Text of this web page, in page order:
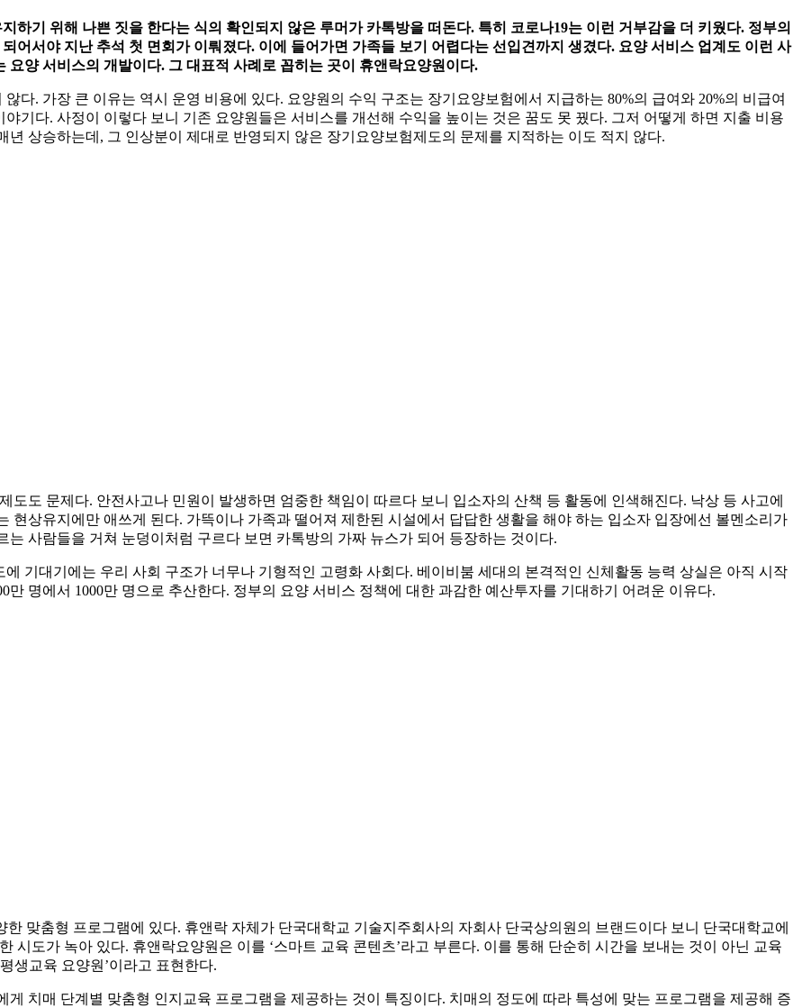
하기 위해 나쁜 짓을 한다는 식의 확인되지 않은 루머가 카톡방을 떠돈다. 특히 코로나19는 이런 거부감을 더 키웠다. 정부의
어서야 지난 추석 첫 면회가 이뤄졌다. 이에 들어가면 가족들 보기 어렵다는 선입견까지 생겼다. 요양 서비스 업계도 이런 사
양 서비스의 개발이다. 그 대표적 사례로 꼽히는 곳이 휴앤락요양원이다.
다. 가장 큰 이유는 역시 운영 비용에 있다. 요양원의 수익 구조는 장기요양보험에서 지급하는 80%의 급여와 20%의 비급여
기다. 사정이 이렇다 보니 기존 요양원들은 서비스를 개선해 수익을 높이는 것은 꿈도 못 꿨다. 그저 어떻게 하면 지출 비용
상승하는데, 그 인상분이 제대로 반영되지 않은 장기요양보험제도의 문제를 지적하는 이도 적지 않다.
도 문제다. 안전사고나 민원이 발생하면 엄중한 책임이 따르다 보니 입소자의 산책 등 활동에 인색해진다. 낙상 등 사고에
현상유지에만 애쓰게 된다. 가뜩이나 가족과 떨어져 제한된 시설에서 답답한 생활을 해야 하는 입소자 입장에선 볼멘소리가
사람들을 거쳐 눈덩이처럼 구르다 보면 카톡방의 가짜 뉴스가 되어 등장하는 것이다.
기대기에는 우리 사회 구조가 너무나 기형적인 고령화 사회다. 베이비붐 세대의 본격적인 신체활동 능력 상실은 아직 시작
명에서 1000만 명으로 추산한다. 정부의 요양 서비스 정책에 대한 과감한 예산투자를 기대하기 어려운 이유다.
맞춤형 프로그램에 있다. 휴앤락 자체가 단국대학교 기술지주회사의 자회사 단국상의원의 브랜드이다 보니 단국대학교에
시도가 녹아 있다. 휴앤락요양원은 이를 ‘스마트 교육 콘텐츠’라고 부른다. 이를 통해 단순히 시간을 보내는 것이 아닌 교육
생교육 요양원’이라고 표현한다.
치매 단계별 맞춤형 인지교육 프로그램을 제공하는 것이 특징이다. 치매의 정도에 따라 특성에 맞는 프로그램을 제공해 증